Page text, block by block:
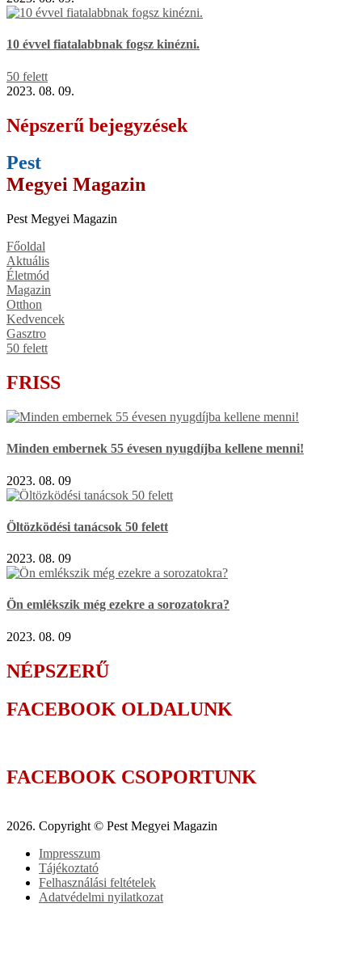
10 évvel fiatalabbnak fogsz kinézni.
50 felett
2023. 08. 09.
Népszerű bejegyzések
Pest
Megyei Magazin
Pest Megyei Magazin
Főoldal
Aktuális
Életmód
Magazin
Otthon
Kedvencek
Gasztro
50 felett
FRISS
Minden embernek 55 évesen nyugdíjba kellene menni!
2023. 08. 09
Öltözködési tanácsok 50 felett
2023. 08. 09
Ön emlékszik még ezekre a sorozatokra?
2023. 08. 09
NÉPSZERŰ
FACEBOOK OLDALUNK
FACEBOOK CSOPORTUNK
2026. Copyright © Pest Megyei Magazin
Impresszum
Tájékoztató
Felhasználási feltételek
Adatvédelmi nyilatkozat